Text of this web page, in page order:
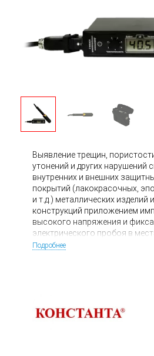
Выявление трещин,
утонений и других нарушений
внутренних и внешних
покрытий (лакокрасочных,
и т.д.) металлических изделий
конструкций приложением
высокого напряжения и
электрического пробоя в
сплошности или
Подробнее